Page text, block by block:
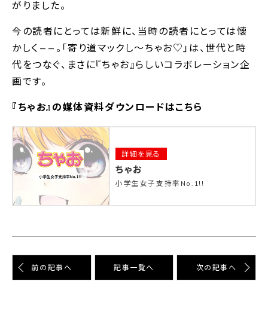
がりました。
今の読者にとっては新鮮に、当時の読者にとっては懐
かしく——。｢寄り道マックし〜ちゃお♡｣は、世代と時
代をつなぐ、まさに『ちゃお』らしいコラボレーション企
画です。
『ちゃお』の媒体資料ダウンロードはこちら
詳細を見る
ちゃお
小学生女子支持率No.1!!
前の記事へ 記事⼀覧へ 次の記事へ